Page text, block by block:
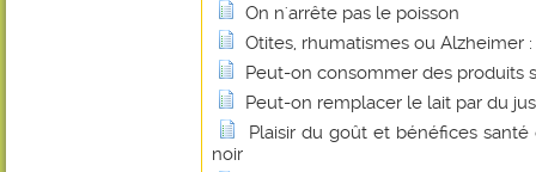
On n'arrête pas le poisson
Otites, rhumatismes ou Alzheimer
Peut-on consommer des produits
Peut-on remplacer le lait par du
Plaisir du goût et bénéfices
noir